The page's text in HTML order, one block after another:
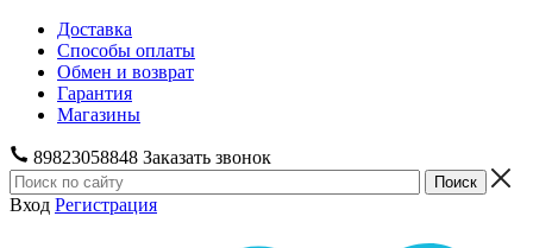
Доставка
Способы оплаты
Обмен и возврат
Гарантия
Магазины
89823058848 Заказать звонок
Вход Регистрация